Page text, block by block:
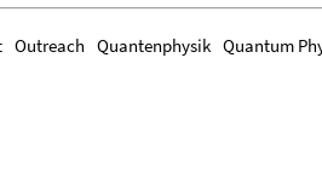
Outreach Quantenphysik Quantum